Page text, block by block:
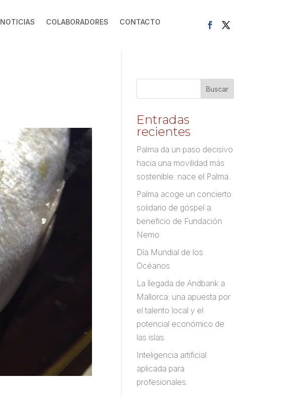
NOTICIAS COLABORADORES CONTACTO
Entradas
recientes
Palma da un paso decisivo
hacia una movilidad más
sostenible: nace el Palma.
Palma acoge un concierto
solidario de góspel a
beneficio de Fundación
Nemo
Día Mundial de los
Océanos
La llegada de Andbank a
Mallorca: una apuesta por
el talento local y el
potencial económico de
las islas.
Inteligencia artificial
aplicada para
profesionales.